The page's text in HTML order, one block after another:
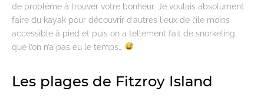
de problème à trouver votre bonheur. Je voulais absolument
faire du kayak pour découvrir d’autres lieux de l’île moins
accessible à pied et puis on a tellement fait de snorkeling,
que l’on n’a pas eu le temps…
Les plages de Fitzroy Island